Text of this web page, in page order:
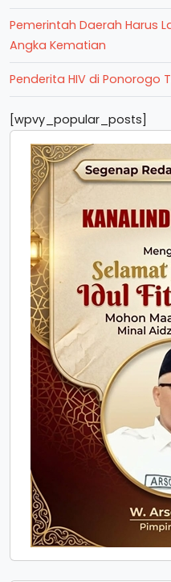
Pemerintah Daerah Harus
Angka Kematian
Penderita HIV di Ponorogo
[wpvy_popular_posts]